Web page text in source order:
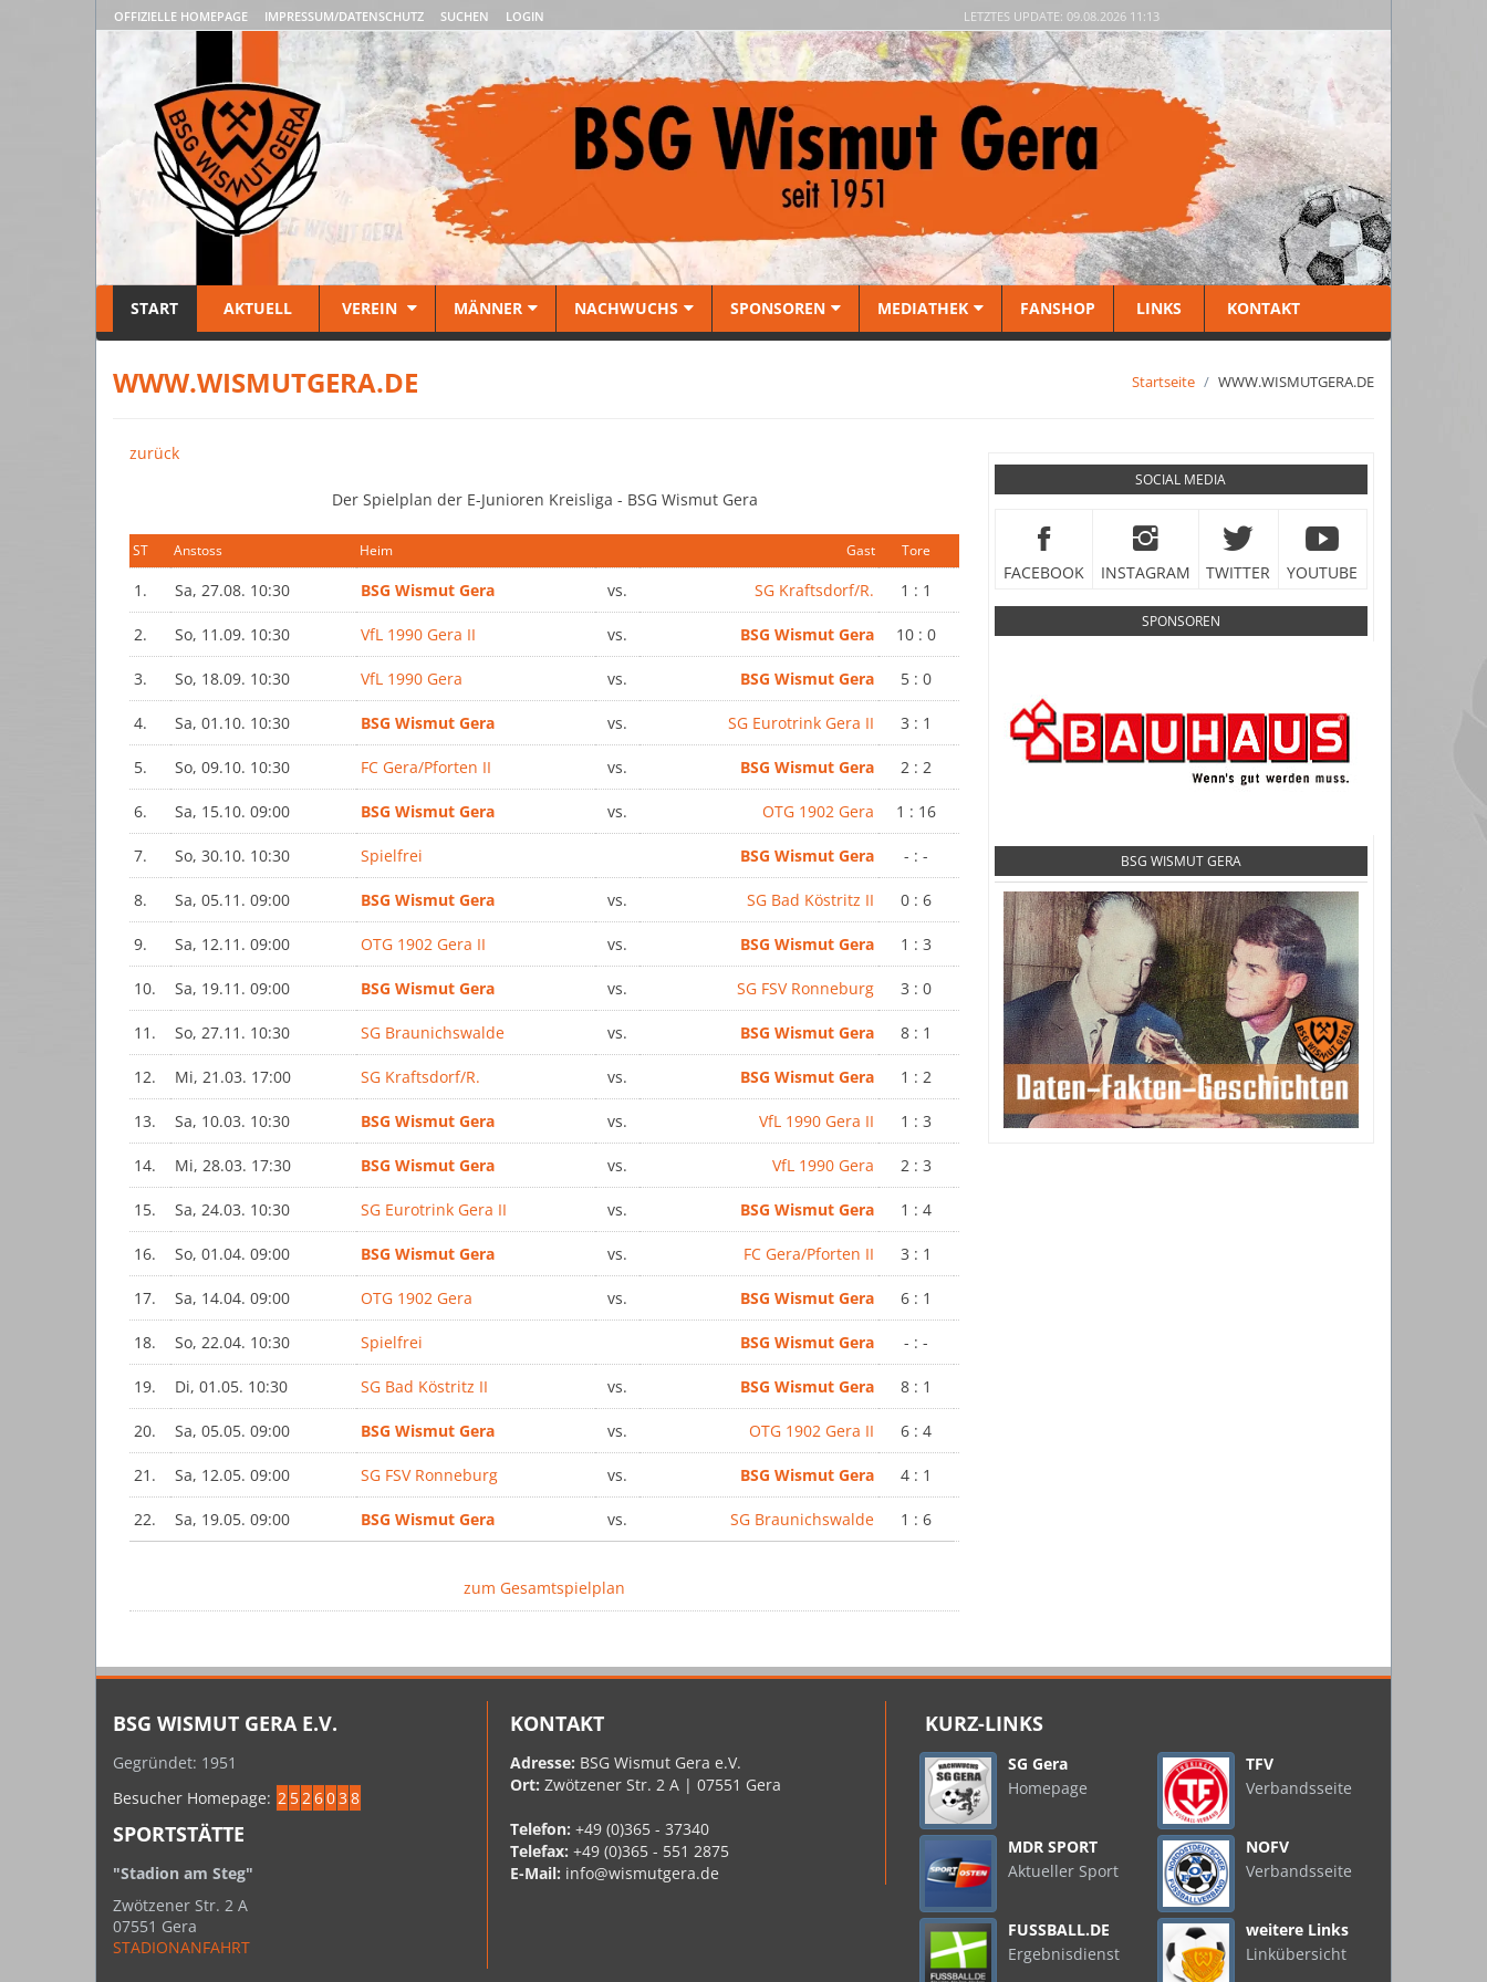
OFFIZIELLE HOMEPAGE IMPRESSUM/DATENSCHUTZ SUCHEN LOGIN LETZTES UPDATE: 09.08.2026 11:13
START AKTUELL VEREIN MÄNNER NACHWUCHS SPONSOREN MEDIATHEK FANSHOP LINKS KONTAKT
WWW.WISMUTGERA.DE Startseite WWW.WISMUTGERA.DE
zurück
Der Spielplan der E-Junioren Kreisliga - BSG Wismut Gera
ST Anstoss Heim Gast Tore
1. Sa, 27.08. 10:30 BSG Wismut Gera vs. SG Kraftsdorf/R. 1 : 1
2. So, 11.09. 10:30 VfL 1990 Gera II vs. BSG Wismut Gera 10 : 0
3. So, 18.09. 10:30 VfL 1990 Gera vs. BSG Wismut Gera 5 : 0
4. Sa, 01.10. 10:30 BSG Wismut Gera vs. SG Eurotrink Gera II 3 : 1
5. So, 09.10. 10:30 FC Gera/Pforten II vs. BSG Wismut Gera 2 : 2
6. Sa, 15.10. 09:00 BSG Wismut Gera vs. OTG 1902 Gera 1 : 16
7. So, 30.10. 10:30 Spielfrei BSG Wismut Gera - : -
8. Sa, 05.11. 09:00 BSG Wismut Gera vs. SG Bad Köstritz II 0 : 6
9. Sa, 12.11. 09:00 OTG 1902 Gera II vs. BSG Wismut Gera 1 : 3
10. Sa, 19.11. 09:00 BSG Wismut Gera vs. SG FSV Ronneburg 3 : 0
11. So, 27.11. 10:30 SG Braunichswalde vs. BSG Wismut Gera 8 : 1
12. Mi, 21.03. 17:00 SG Kraftsdorf/R. vs. BSG Wismut Gera 1 : 2
13. Sa, 10.03. 10:30 BSG Wismut Gera vs. VfL 1990 Gera II 1 : 3
14. Mi, 28.03. 17:30 BSG Wismut Gera vs. VfL 1990 Gera 2 : 3
15. Sa, 24.03. 10:30 SG Eurotrink Gera II vs. BSG Wismut Gera 1 : 4
16. So, 01.04. 09:00 BSG Wismut Gera vs. FC Gera/Pforten II 3 : 1
17. Sa, 14.04. 09:00 OTG 1902 Gera vs. BSG Wismut Gera 6 : 1
18. So, 22.04. 10:30 Spielfrei BSG Wismut Gera - : -
19. Di, 01.05. 10:30 SG Bad Köstritz II vs. BSG Wismut Gera 8 : 1
20. Sa, 05.05. 09:00 BSG Wismut Gera vs. OTG 1902 Gera II 6 : 4
21. Sa, 12.05. 09:00 SG FSV Ronneburg vs. BSG Wismut Gera 4 : 1
22. Sa, 19.05. 09:00 BSG Wismut Gera vs. SG Braunichswalde 1 : 6
zum Gesamtspielplan
SOCIAL MEDIA
FACEBOOK INSTAGRAM TWITTER YOUTUBE
SPONSOREN
BSG WISMUT GERA
BSG WISMUT GERA E.V.
Gegründet: 1951
Besucher Homepage: 2 52603 8
SPORTSTÄTTE
"Stadion am Steg"
Zwötzener Str. 2 A
07551 Gera
STADIONANFAHRT
KONTAKT
Adresse: BSG Wismut Gera e.V.
Ort:Zwötzener Str. 2 A | 07551 Gera
Telefon:+49 (0)365 - 37340
Telefax:+49 (0)365 - 551 2875
E-Mail: info@wismutgera.de
KURZ-LINKS
SG Gera
Homepage
MDR SPORT
Aktueller Sport
FUSSBALL.DE
Ergebnisdienst
TFV
Verbandsseite
NOFV
Verbandsseite
weitere Links
Linkübersicht